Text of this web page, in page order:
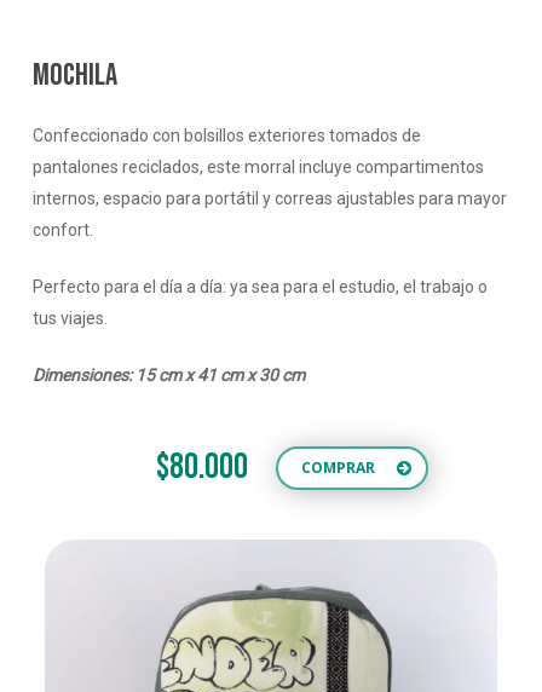
MOCHILA
Confeccionado con bolsillos exteriores tomados de
pantalones reciclados, este morral incluye compartimentos
internos, espacio para portátil y correas ajustables para mayor
confort.
Perfecto para el día a día: ya sea para el estudio, el trabajo o
tus viajes.
Dimensiones: 15 cm x 41 cm x 30 cm
$80.000 COMPRAR